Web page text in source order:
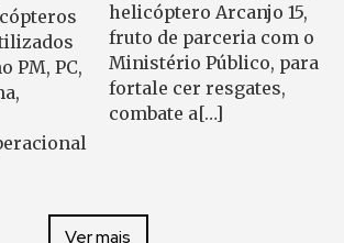
PM, PC,
helicóptero Arcanjo 15,
fruto de parceria com o
Ministério Público, para
fortale cer resgates,
combate a[…]
Ver mais